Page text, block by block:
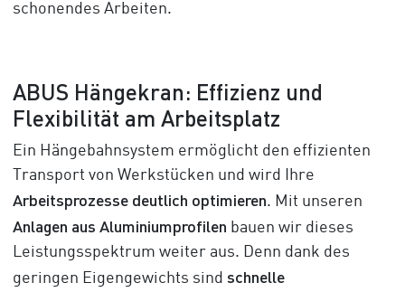
schonendes Arbeiten.
ABUS Hängekran: Effizienz und
Flexibilität am Arbeitsplatz
Ein Hängebahnsystem ermöglicht den effizienten
Transport von Werkstücken und wird Ihre
Arbeitsprozesse deutlich optimieren. Mit unseren
Anlagen aus Aluminiumprofilen bauen wir dieses
Leistungsspektrum weiter aus. Denn dank des
geringen Eigengewichts sind schnelle